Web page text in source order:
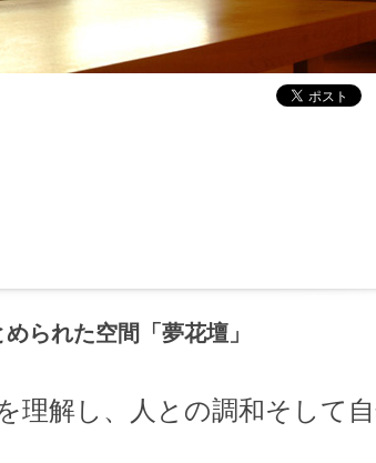
られた空間「夢花壇」
理解し、人との調和そして